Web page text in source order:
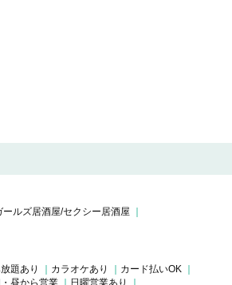
ールズ居酒屋/セクシー居酒屋
題あり カラオケあり
カード払いOK
昼から営業 日曜営業あり